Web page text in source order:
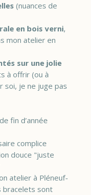
(nuances de
en bois verni,
mon atelier en
sur une jolie
à offrir (ou à
soi, je ne juge pas
fin d’année
complice
douce "juste
atelier à Pléneuf-
bracelets sont